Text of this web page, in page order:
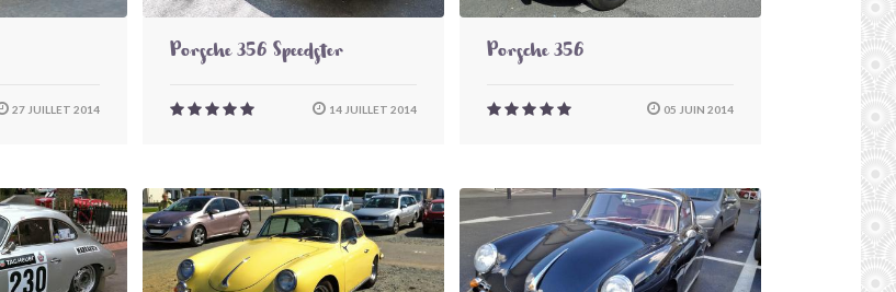
27 JUILLET 2014
Porsche 356 Speedster
14 JUILLET 2014
Porsche 356
05 JUIN 2014